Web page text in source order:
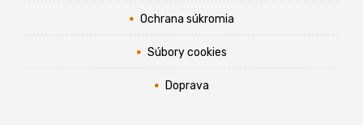
Ochrana súkromia
Súbory cookies
Doprava